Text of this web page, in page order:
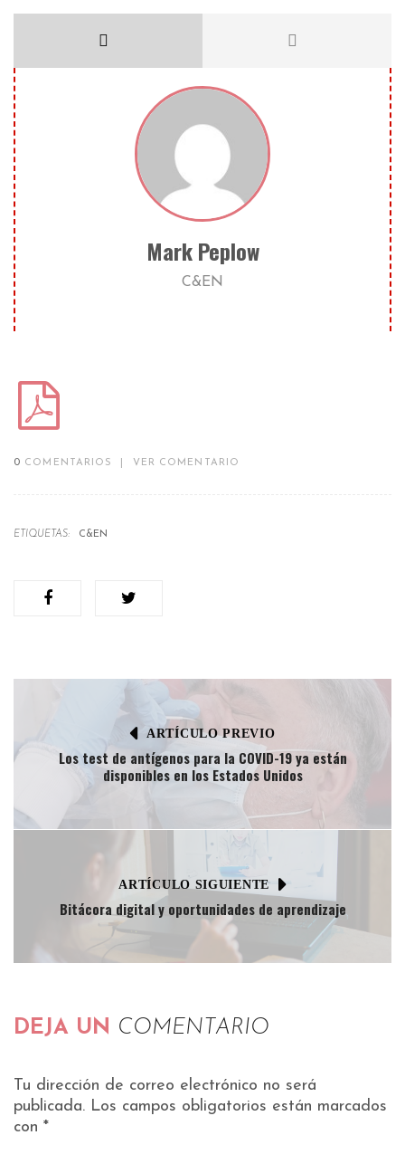
Mark Peplow
C&EN
0 COMENTARIOS VER COMENTARIO
ETIQUETAS: C&EN
ARTÍCULO PREVIO
Los test de antígenos para la COVID-19 ya están
disponibles en los Estados Unidos
ARTÍCULO SIGUIENTE
Bitácora digital y oportunidades de aprendizaje
DEJA UN COMENTARIO
Tu dirección de correo electrónico no será
publicada. Los campos obligatorios están marcados
con *